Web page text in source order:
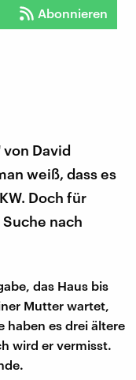
Abonnieren
David
weiß, dass es
Doch für
nach
das Haus bis
Mutter wartet,
haben es drei ältere
wird er vermisst.